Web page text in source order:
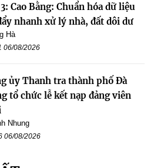
Cao Bằng: Chuẩn hóa dữ liệu
nhanh xử lý nhà, đất dôi dư
Hà
06/08/2026
ủy Thanh tra thành phố Đà
tổ chức lễ kết nạp đảng viên
Nhung
06/08/2026